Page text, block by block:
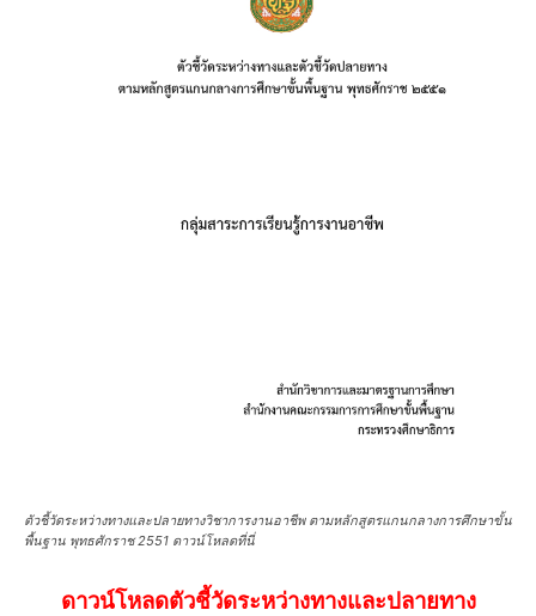
ตัวชี้วัดระหว่างทางและปลายทางวิชาการงานอาชีพ ตามหลักสูตรแกนกลางการศึกษาขั้น
พื้นฐาน พุทธศักราช 2551 ดาวน์โหลดที่นี่
ดาวน์โหลดตัวชี้วัดระหว่างทางและปลายทาง